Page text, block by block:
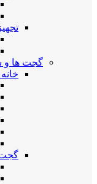
گجت ها و
گجت